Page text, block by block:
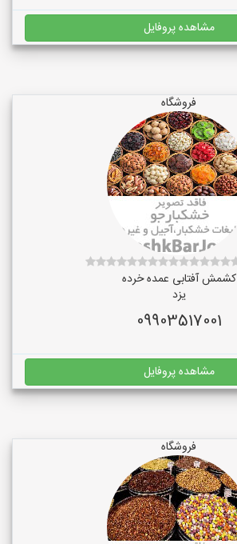
مشاهده پروفایل
فروشگاه
کشمش آفتابی عمده خرده
یزد
09903517001
مشاهده پروفایل
فروشگاه